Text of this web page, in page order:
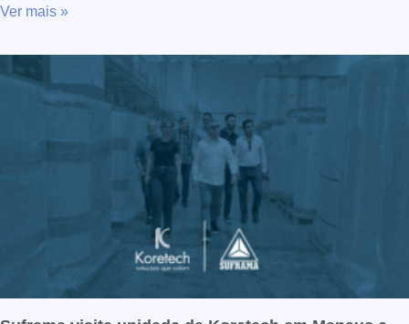
Ver mais »